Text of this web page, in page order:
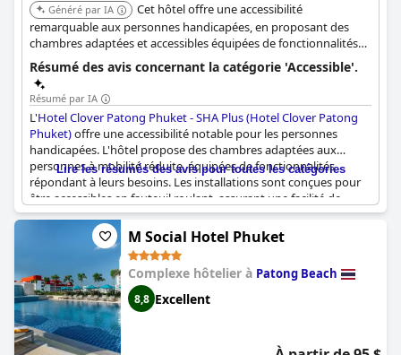
Généré par IA
Cet hôtel offre une accessibilité
remarquable aux personnes handicapées, en proposant des
chambres adaptées et accessibles équipées de fonctionnalités
répondant à leurs besoins. Les installations sont conçues pour
être accessibles en fauteuil roulant.
Résumé des avis concernant la catégorie 'Accessible'.
Résumé par IA
L'Hotel Clover Patong Phuket - SHA Plus (Hotel Clover Patong
Phuket)offre une accessibilité notable pour les personnes
handicapées. L'hôtel propose des chambres adaptées aux
personnes à mobilité réduite, équipées de fonctionnalités
répondant à leurs besoins. Les installations sont conçues pour
être accessibles en fauteuil roulant, assurant une facilité de
déplacement dans l'hôtel. Son emplacement central permet de
tout faire à pied, avec des commerces accessibles à distance de
marche. Dans l'ensemble, l'hôtel se distingue par ses chambres
modernes et accessibles, faciles d'accès et de circulation.
Lire les résumés des avis pour toutes les catégories
M Social Hotel Phuket
Complexe hôtelier à Patong Beach
8,8 Excellent